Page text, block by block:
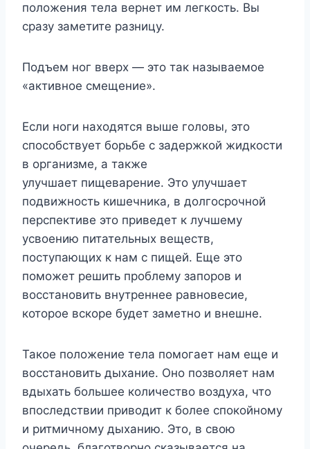
положения тела вернет им легкость. Вы
сразу заметите разницу.
Подъем ног вверх — это так называемое
«активное смещение».
Если ноги находятся выше головы, это
способствует борьбе с задержкой жидкости
в организме, а также
улучшает пищеварение. Это улучшает
подвижность кишечника, в долгосрочной
перспективе это приведет к лучшему
усвоению питательных веществ,
поступающих к нам с пищей. Еще это
поможет решить проблему запоров и
восстановить внутреннее равновесие,
которое вскоре будет заметно и внешне.
Такое положение тела помогает нам еще и
восстановить дыхание. Оно позволяет нам
вдыхать большее количество воздуха, что
впоследствии приводит к более спокойному
и ритмичному дыханию. Это, в свою